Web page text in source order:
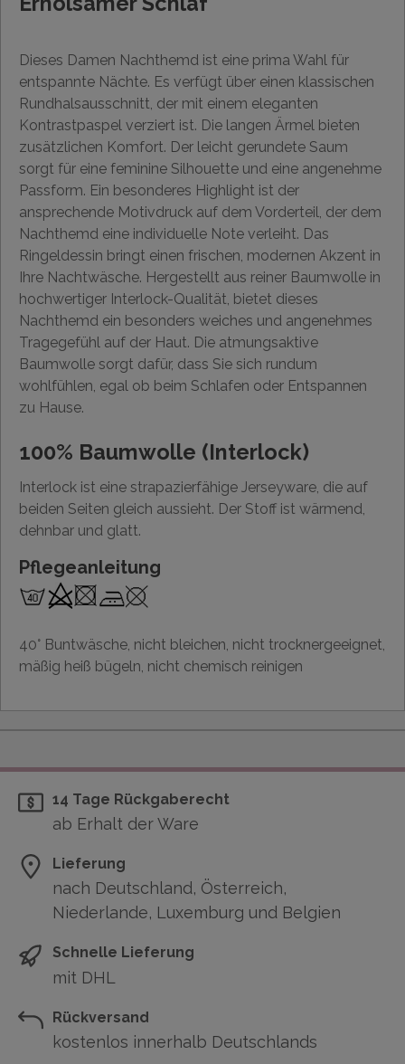
Dieses Damen Nachthemd ist eine prima Wahl für
entspannte Nächte. Es verfügt über einen klassischen
Rundhalsausschnitt, der mit einem eleganten
Kontrastpaspel verziert ist. Die langen Ärmel bieten
zusätzlichen Komfort. Der leicht gerundete Saum
sorgt für eine feminine Silhouette und eine angenehme
Passform. Ein besonderes Highlight ist der
ansprechende Motivdruck auf dem Vorderteil, der dem
Nachthemd eine individuelle Note verleiht. Das
Ringeldessin bringt einen frischen, modernen Akzent in
Ihre Nachtwäsche. Hergestellt aus reiner Baumwolle in
hochwertiger Interlock-Qualität, bietet dieses
Nachthemd ein besonders weiches und angenehmes
Tragegefühl auf der Haut. Die atmungsaktive
Baumwolle sorgt dafür, dass Sie sich rundum
wohlfühlen, egal ob beim Schlafen oder Entspannen
zu Hause.
100% Baumwolle (Interlock)
Interlock ist eine strapazierfähige Jerseyware, die auf
beiden Seiten gleich aussieht. Der Stoff ist wärmend,
dehnbar und glatt.
Pflegeanleitung
40° Buntwäsche, nicht bleichen, nicht trocknergeeignet,
mäßig heiß bügeln, nicht chemisch reinigen
14 Tage Rückgaberecht
ab Erhalt der Ware
Lieferung
nach Deutschland, Österreich,
Niederlande, Luxemburg und Belgien
Schnelle Lieferung
mit DHL
Rückversand
kostenlos innerhalb Deutschlands